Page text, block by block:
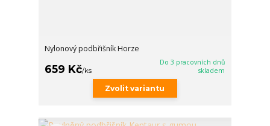
Nylonový podbřišník Horze
659 Kč/ks
Do 3 pracovních dnů
skladem
Zvolit variantu